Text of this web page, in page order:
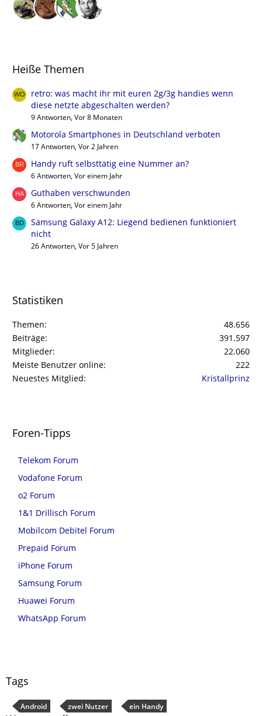
Heiße Themen
retro: was macht ihr mit euren 2g/3g handies wenn
diese netzte abgeschalten werden?
9 Antworten, Vor 8 Monaten
Motorola Smartphones in Deutschland verboten
17 Antworten, Vor 2 Jahren
Handy ruft selbsttätig eine Nummer an?
6 Antworten, Vor einem Jahr
Guthaben verschwunden
6 Antworten, Vor einem Jahr
Samsung Galaxy A12: Liegend bedienen funktioniert
nicht
26 Antworten, Vor 5 Jahren
Statistiken
Themen
48.656
Beiträge
391.597
Mitglieder
22.060
Meiste Benutzer online
222
Neuestes Mitglied
Kristallprinz
Foren-Tipps
Telekom Forum
Vodafone Forum
o2 Forum
1&1 Drillisch Forum
Mobilcom Debitel Forum
Prepaid Forum
iPhone Forum
Samsung Forum
Huawei Forum
WhatsApp Forum
Tags
Android zwei Nutzer ein Handy